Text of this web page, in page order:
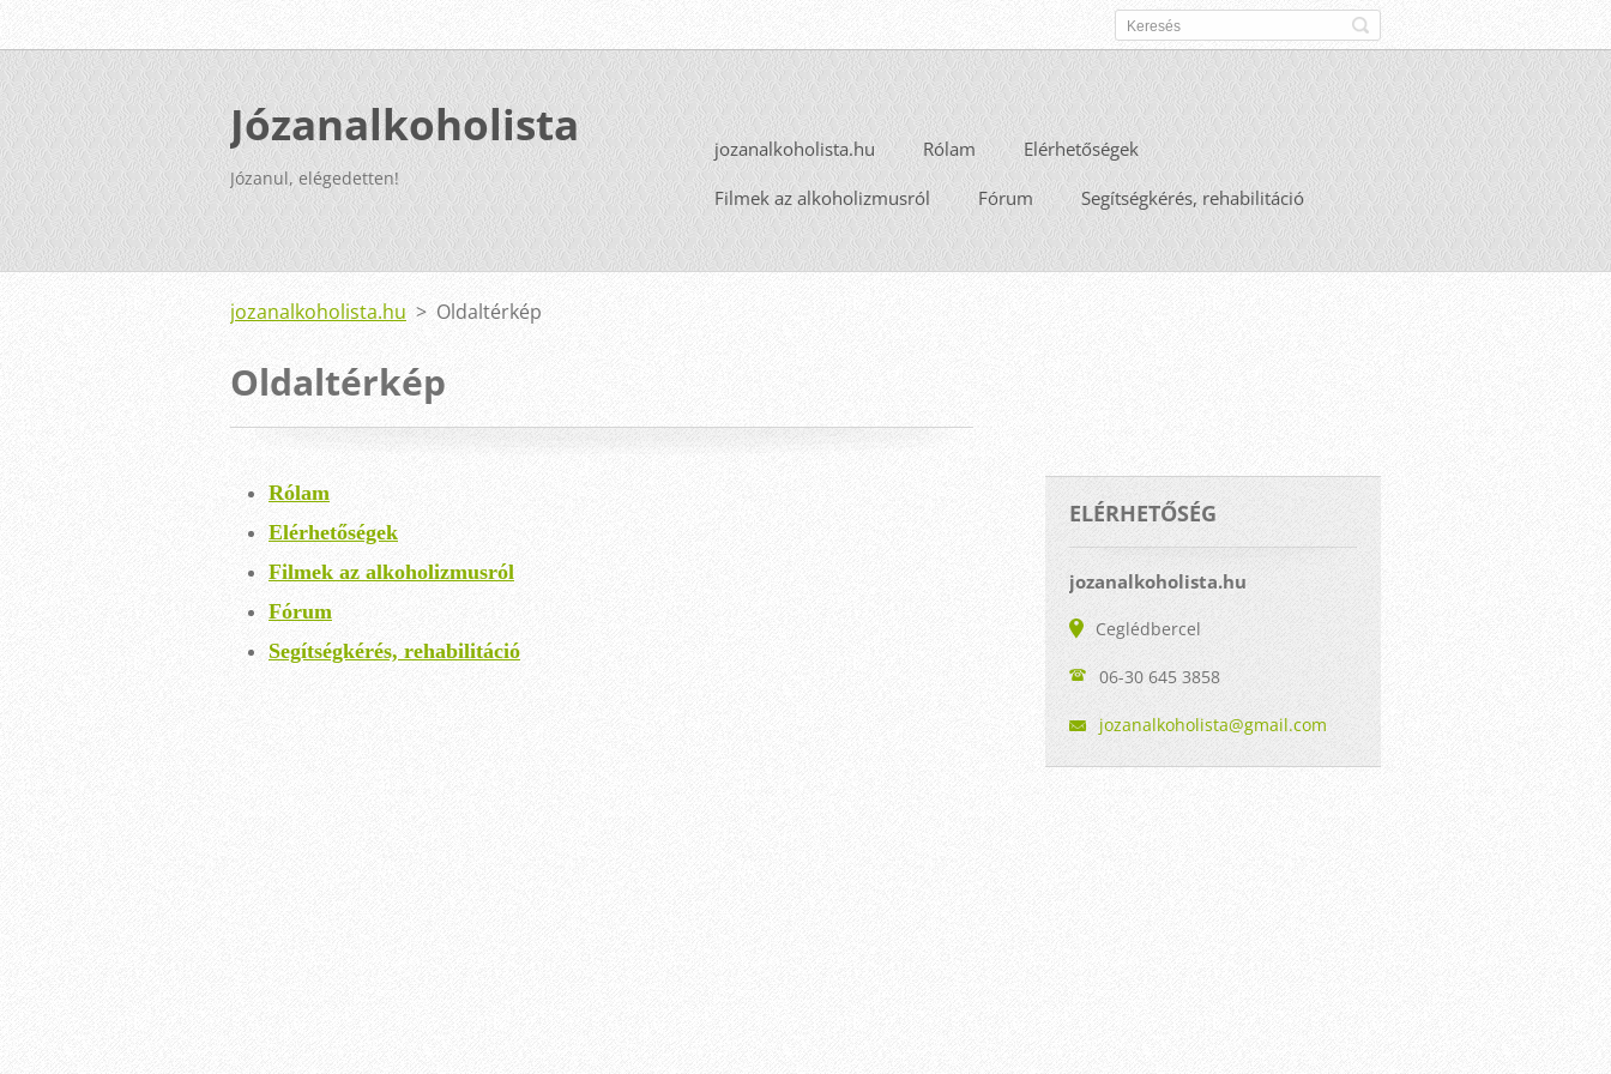
Józanalkoholista
Józanul, elégedetten!
jozanalkoholista.hu Rólam Elérhetőségek
Filmek az alkoholizmusról Fórum Segítségkérés, rehabilitáció
jozanalkoholista.hu > Oldaltérkép
Oldaltérkép
Rólam
Elérhetőségek
Filmek az alkoholizmusról
Fórum
Segítségkérés, rehabilitáció
ELÉRHETŐSÉG
jozanalkoholista.hu
Ceglédbercel
06-30 645 3858
jozanalkoholista@gmail.com